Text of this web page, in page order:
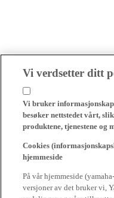
Vi verdsetter ditt
Vi bruker
besøker nettstedet vårt,
produktene, tjenestene og
Cookies
hjemmeside
På vår hjemmeside
versjoner av det bruker vi,